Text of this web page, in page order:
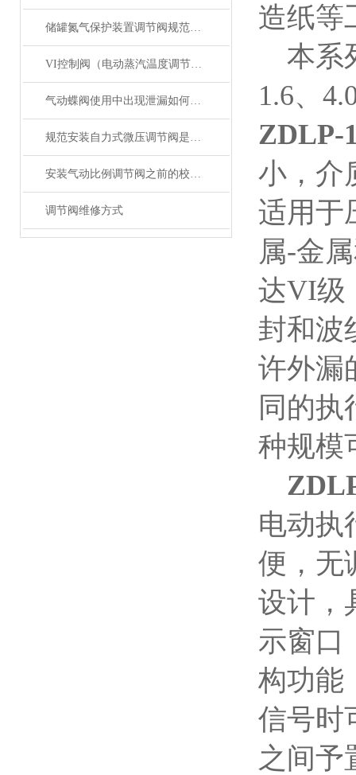
储罐氮气保护装置调节阀规范安装流程与方法详解
VI控制阀（电动蒸汽温度调节阀）高压差气体测试阀座泄漏量计算与分析
气动蝶阀使用中出现泄漏如何处理
规范安装自力式微压调节阀是保障系统长期稳定运行的关键
安装气动比例调节阀之前的校验工作*
调节阀维修方式
造纸等
本系
1.6、
ZDLP-
小，介
适用于
属-金
达VI级
封和波
许外漏
同的执
种规模
电动执
便，无
设计，
示窗口
构功能
信号时
之间予